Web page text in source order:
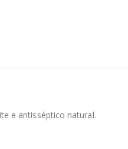
e antisséptico natural.